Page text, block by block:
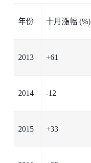
年份 十月漲幅 (%)
2013 +61
2014 -12
2015 +33